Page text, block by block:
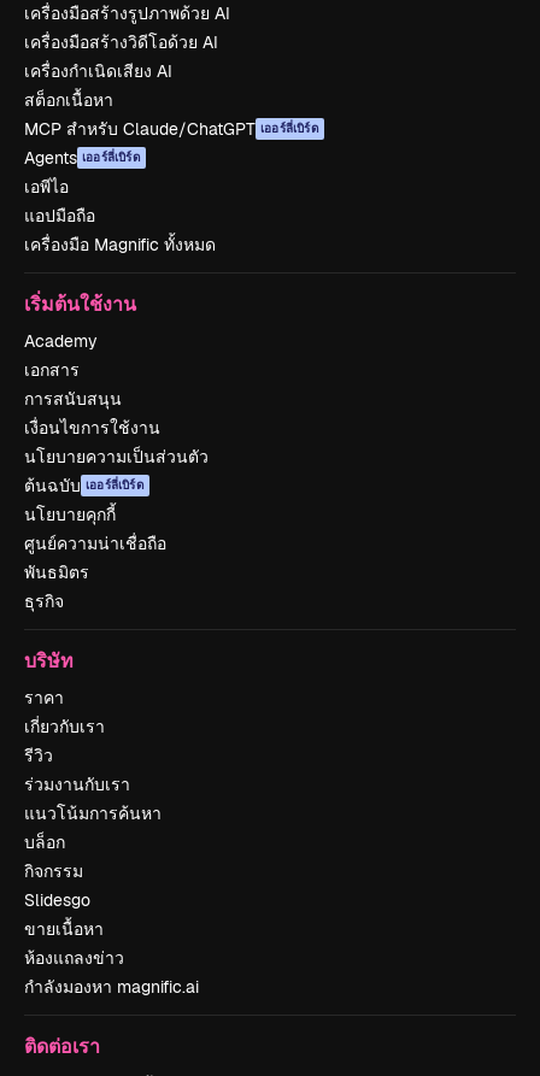
เครื่องมือสร้างรูปภาพด้วย AI
เครื่องมือสร้างวิดีโอด้วย AI
เครื่องกำเนิดเสียง AI
สต็อกเนื้อหา
MCP สำหรับ Claude/ChatGPT เออร์ลี่เบิร์ด
Agents เออร์ลี่เบิร์ด
เอพีไอ
แอปมือถือ
เครื่องมือ Magnific ทั้งหมด
เริ่มต้นใช้งาน
Academy
เอกสาร
การสนับสนุน
เงื่อนไขการใช้งาน
นโยบายความเป็นส่วนตัว
ต้นฉบับ เออร์ลี่เบิร์ด
นโยบายคุกกี้
ศูนย์ความน่าเชื่อถือ
พันธมิตร
ธุรกิจ
บริษัท
ราคา
เกี่ยวกับเรา
รีวิว
ร่วมงานกับเรา
แนวโน้มการค้นหา
บล็อก
กิจกรรม
Slidesgo
ขายเนื้อหา
ห้องแถลงข่าว
กำลังมองหา magnific.ai
ติดต่อเรา